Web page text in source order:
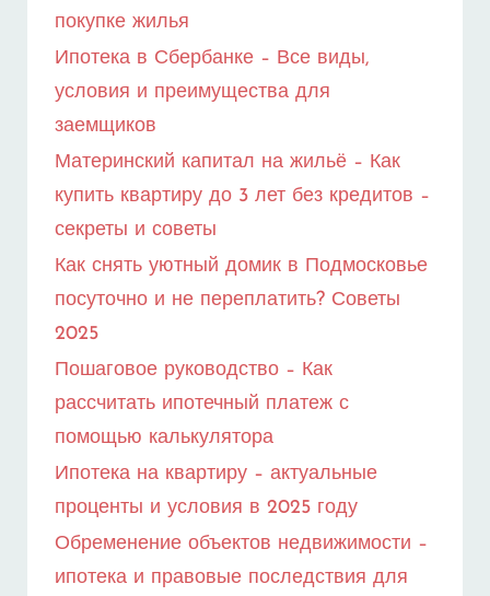
покупке жилья
Ипотека в Сбербанке – Все виды,
условия и преимущества для
заемщиков
Материнский капитал на жильё – Как
купить квартиру до 3 лет без кредитов –
секреты и советы
Как снять уютный домик в Подмосковье
посуточно и не переплатить? Советы
2025
Пошаговое руководство – Как
рассчитать ипотечный платеж с
помощью калькулятора
Ипотека на квартиру – актуальные
проценты и условия в 2025 году
Обременение объектов недвижимости –
ипотека и правовые последствия для